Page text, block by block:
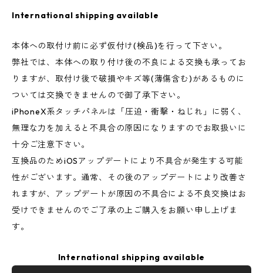
International shipping available
本体への取付け前に必ず仮付け(検品)を行って下さい。
弊社では、本体への取り付け後の不良による交換も承ってお
りますが、取付け後で破損やキズ等(薄傷含む)があるものに
ついては交換できませんので御了承下さい。
iPhoneX系タッチパネルは「圧迫・衝撃・ねじれ」に弱く、
無理な力を加えると不具合の原因になりますのでお取扱いに
十分ご注意下さい。
互換品のためiOSアップデートにより不具合が発生する可能
性がございます。通常、その後のアップデートにより改善さ
れますが、アップデートが原因の不具合による不良交換はお
受けできませんのでご了承の上ご購入をお願い申し上げま
す。
International shipping available